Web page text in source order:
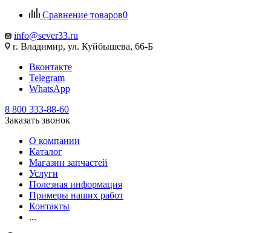
Сравнение товаров0
info@sever33.ru
г. Владимир, ул. Куйбышева, 66-Б
Вконтакте
Telegram
WhatsApp
8 800 333-88-60
Заказать звонок
О компании
Каталог
Магазин запчастей
Услуги
Полезная информация
Примеры наших работ
Контакты
...